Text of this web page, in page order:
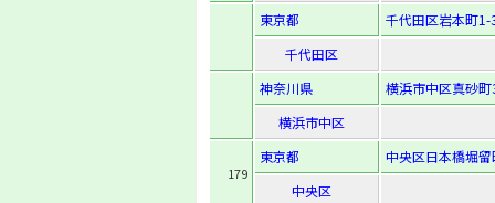
東京都
千代田区岩本町1-
千代田区
神奈川県
横浜市中区真砂
横浜市中区
179
東京都
中央区日本橋堀
中央区